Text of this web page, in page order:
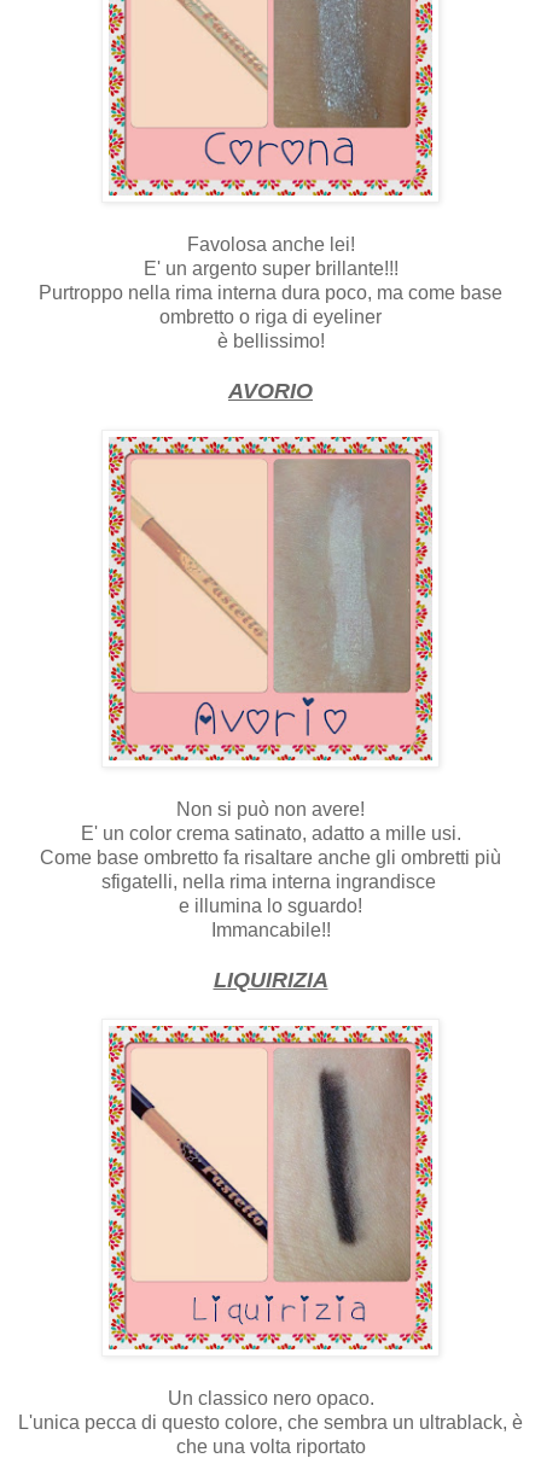
Favolosa anche lei!
E' un argento super brillante!!!
Purtroppo nella rima interna dura poco, ma come base
ombretto o riga di eyeliner
è bellissimo!
AVORIO
Non si può non avere!
E' un color crema satinato, adatto a mille usi.
Come base ombretto fa risaltare anche gli ombretti più
sfigatelli, nella rima interna ingrandisce
e illumina lo sguardo!
Immancabile!!
LIQUIRIZIA
Un classico nero opaco.
L'unica pecca di questo colore, che sembra un ultrablack, è
che una volta riportato